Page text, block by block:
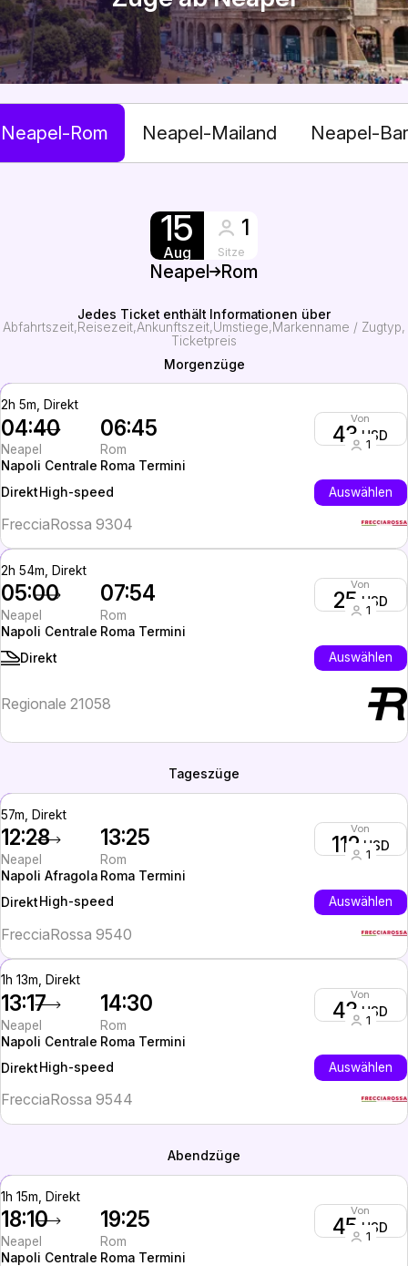
Neapel-Rom Neapel-Mailand Neapel-
15
Aug
1
Sitze
Neapel Rom
Jedes Ticket enthält Informationen über
Abfahrtszeit Reisezeit Ankunftszeit Umstiege Markenname / Zugtyp
Ticketpreis
Morgenzüge
2h 5m, Direkt
04:40
Neapel
Napoli Centrale
06:45
Rom
Roma Termini
Von
43 USD
1
Direkt High-speed Auswählen
FrecciaRossa 9304
2h 54m, Direkt
05:00
Neapel
Napoli Centrale
07:54
Rom
Roma Termini
Von
25USD
1
Direkt Auswählen
Regionale 21058
Tageszüge
57m, Direkt
12:28
Neapel
Napoli Afragola
13:25
Rom
Roma Termini
Von
112 USD
1
Direkt High-speed Auswählen
FrecciaRossa 9540
1h 13m, Direkt
13:17
Neapel
Napoli Centrale
14:30
Rom
Roma Termini
Von
43USD
1
Direkt High-speed Auswählen
FrecciaRossa 9544
Abendzüge
1h 15m, Direkt
18:10
Neapel
Napoli Centrale
19:25
Rom
Roma Termini
Von
45 USD
1